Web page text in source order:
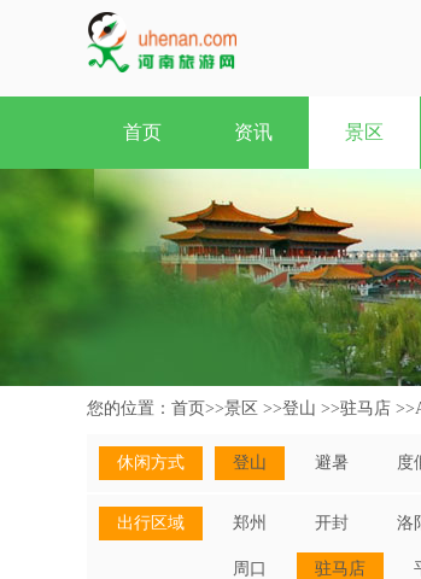
首页 资讯 景区
您的位置： 首页>>景区 >>登山 >>驻马店 >>
休闲方式 登山 避暑 度
出行区域 郑州 开封 洛
周口 驻马店